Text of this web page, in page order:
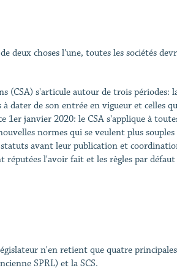
deux choses l'une, toutes les sociétés
(CSA) s'articule autour de trois périodes:
dater de son entrée en vigueur et celles
1er janvier 2020: le CSA s'applique à
normes qui se veulent plus souples
avant leur publication et
réputées l'avoir fait et les règles par
n'en retient que quatre
SPRL) et la SCS.